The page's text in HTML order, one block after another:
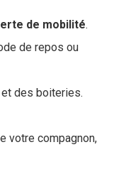
de mobilité.
de repos ou
des boiteries.
votre compagnon,